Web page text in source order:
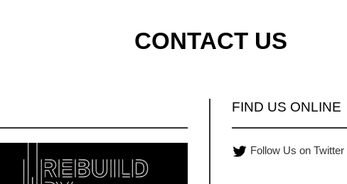
CONTACT US
FIND US ONLINE
Follow Us on Twitter